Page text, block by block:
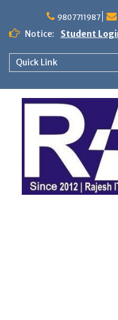
content
9807711987
Notice: Student
Quick Link